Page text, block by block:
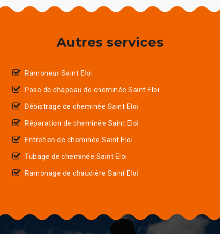
Autres services
Ramoneur Saint Eloi
Pose de chapeau de cheminée Saint Eloi
Débistrage de cheminée Saint Eloi
Réparation de cheminée Saint Eloi
Entretien de cheminée Saint Eloi
Tubage de cheminée Saint Eloi
Ramonage de chaudière Saint Eloi